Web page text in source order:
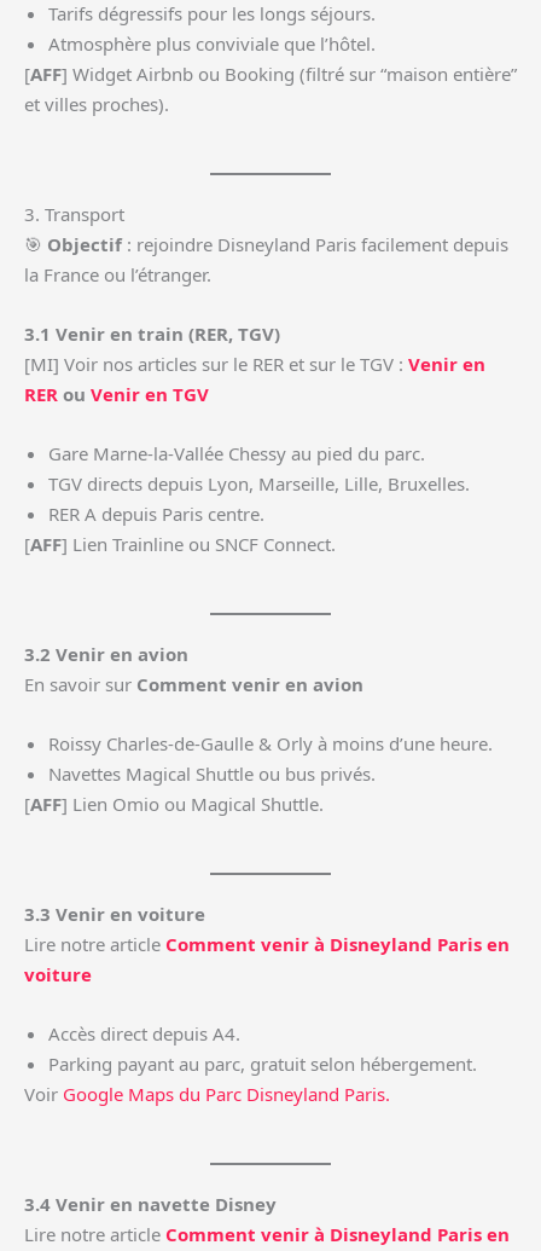
Tarifs dégressifs pour les longs séjours.
Atmosphère plus conviviale que l’hôtel.
[AFF] Widget Airbnb ou Booking (filtré sur “maison entière”
et villes proches).
3. Transport
🎯 Objectif: rejoindre Disneyland Paris facilement depuis
la France ou l’étranger.
3.1 Venir en train (RER, TGV)
[MI] Voir nos articles sur le RER et sur le TGV : Venir en
RER ou Venir en TGV
Gare Marne-la-Vallée Chessy au pied du parc.
TGV directs depuis Lyon, Marseille, Lille, Bruxelles.
RER A depuis Paris centre.
[AFF] Lien Trainline ou SNCF Connect.
3.2 Venir en avion
En savoir sur Comment venir en avion
Roissy Charles-de-Gaulle & Orly à moins d’une heure.
Navettes Magical Shuttle ou bus privés.
[AFF] Lien Omio ou Magical Shuttle.
3.3 Venir en voiture
Lire notre article Comment venir à Disneyland Paris en
voiture
Accès direct depuis A4.
Parking payant au parc, gratuit selon hébergement.
Voir Google Maps du Parc Disneyland Paris.
3.4 Venir en navette Disney
Lire notre article Comment venir à Disneyland Paris en